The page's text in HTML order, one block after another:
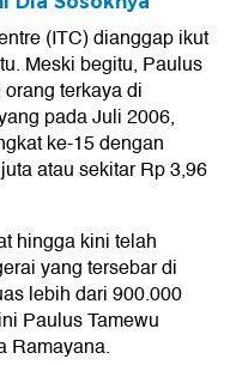
(ITC) dianggap ikut
Meski begitu, Paulus
terkaya di
pada Juli 2006,
ke-15 dengan
atau sekitar Rp 3,96
hingga kini telah
yang tersebar di
lebih dari 900.000
Paulus Tamewu
Ramayana.